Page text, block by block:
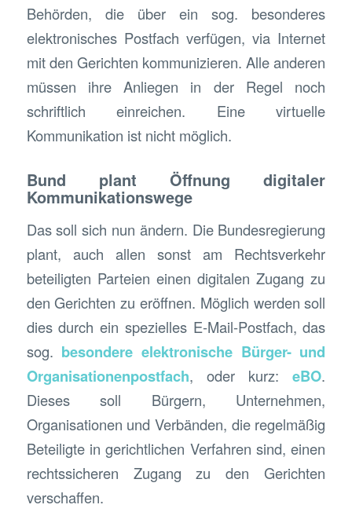
Behörden, die über ein sog. besonderes
elektronisches Postfach verfügen, via Internet
mit den Gerichten kommunizieren. Alle anderen
müssen ihre Anliegen in der Regel noch
schriftlich einreichen. Eine virtuelle
Kommunikation ist nicht möglich.
Bund plant Öffnung digitaler
Kommunikationswege
Das soll sich nun ändern. Die Bundesregierung
plant, auch allen sonst am Rechtsverkehr
beteiligten Parteien einen digitalen Zugang zu
den Gerichten zu eröffnen. Möglich werden soll
dies durch ein spezielles E-Mail-Postfach, das
sog. besondere elektronische Bürger- und
Organisationenpostfach, oder kurz:eBO.
Dieses soll Bürgern, Unternehmen,
Organisationen und Verbänden, die regelmäßig
Beteiligte in gerichtlichen Verfahren sind, einen
rechtssicheren Zugang zu den Gerichten
verschaffen.